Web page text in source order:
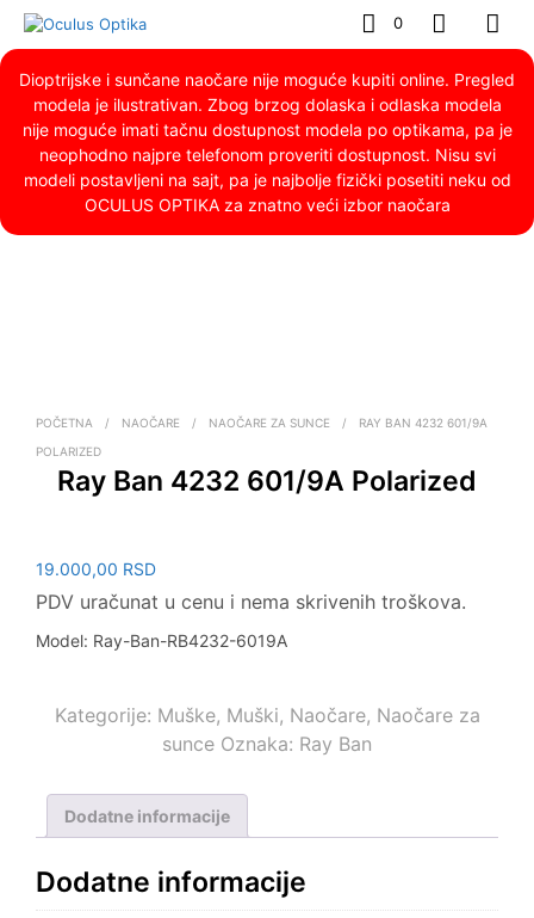
0
Dioptrijske i sunčane naočare nije moguće kupiti online. Pregled
modela je ilustrativan. Zbog brzog dolaska i odlaska modela
nije moguće imati tačnu dostupnost modela po optikama, pa je
neophodno najpre telefonom proveriti dostupnost. Nisu svi
modeli postavljeni na sajt, pa je najbolje fizički posetiti neku od
OCULUS OPTIKA za znatno veći izbor naočara
POČETNA / NAOČARE / NAOČARE ZA SUNCE /
RAY BAN 4232 601/9A
POLARIZED
Ray Ban 4232 601/9A Polarized
19.000,00 RSD
PDV uračunat u cenu i nema skrivenih troškova.
Model: Ray-Ban-RB4232-6019A
Kategorije: Muške, Muški, Naočare, Naočare za
sunce Oznaka: Ray Ban
Dodatne informacije
Dodatne informacije